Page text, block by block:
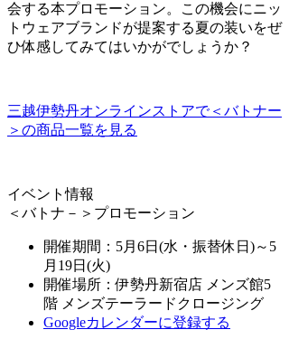
会する本プロモーション。この機会にニッ
トウェアブランドが提案する夏の装いをぜ
ひ体感してみてはいかがでしょうか？
三越伊勢丹オンラインストアで＜バトナー
＞の商品一覧を見る
イベント情報
＜バトナ－＞プロモーション
開催期間：5月6日(水・振替休日)～5
月19日(火)
開催場所：伊勢丹新宿店 メンズ館5
階 メンズテーラードクロージング
Googleカレンダーに登録する